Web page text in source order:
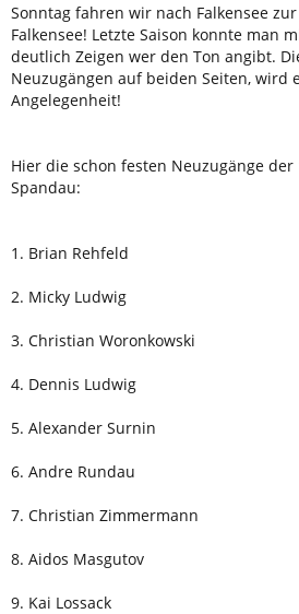
Sonntag fahren wir nach Falkensee
Falkensee! Letzte Saison konnte man
deutlich Zeigen wer den Ton angibt.
Neuzugängen auf beiden Seiten, wird
Angelegenheit!
Hier die schon festen Neuzugänge der
Spandau:
1. Brian Rehfeld
2. Micky Ludwig
3. Christian Woronkowski
4. Dennis Ludwig
5. Alexander Surnin
6. Andre Rundau
7. Christian Zimmermann
8. Aidos Masgutov
9. Kai Lossack